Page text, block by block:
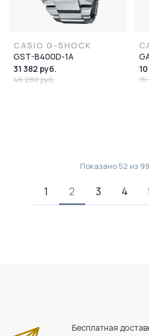
CASIO G-SHOCK
GST-B400D-1A
31 382 руб.
48 280 руб. 15
Показано 52 из
1 2 3 4
Бесплатная